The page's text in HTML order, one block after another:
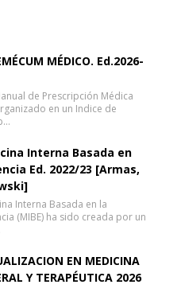
MÉDICO. Ed.2026-
de Prescripción Médica
en un Indice de
Interna Basada en
Ed. 2022/23 [Armas,
Interna Basada en la
(MIBE) ha sido creada por un
EN MEDICINA
Y TERAPÉUTICA 2026